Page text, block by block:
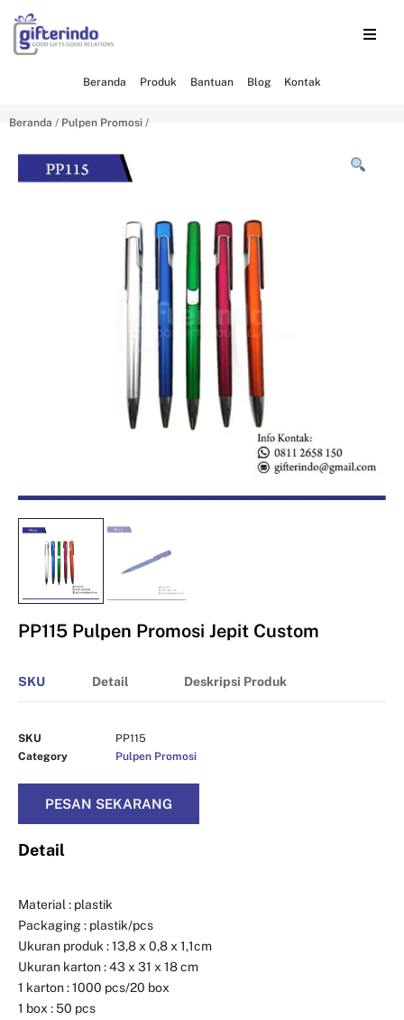
Beranda Produk Bantuan Blog Kontak
Beranda / Pulpen Promosi /
PP115 Pulpen Promosi Jepit Custom
SKU Detail Deskripsi Produk
SKU
PP115
Category
Pulpen Promosi
PESAN SEKARANG
Detail
Material : plastik
Packaging : plastik/pcs
Ukuran produk : 13,8 x 0,8 x 1,1cm
Ukuran karton : 43 x 31 x 18 cm
1 karton : 1000 pcs/20 box
1 box : 50 pcs